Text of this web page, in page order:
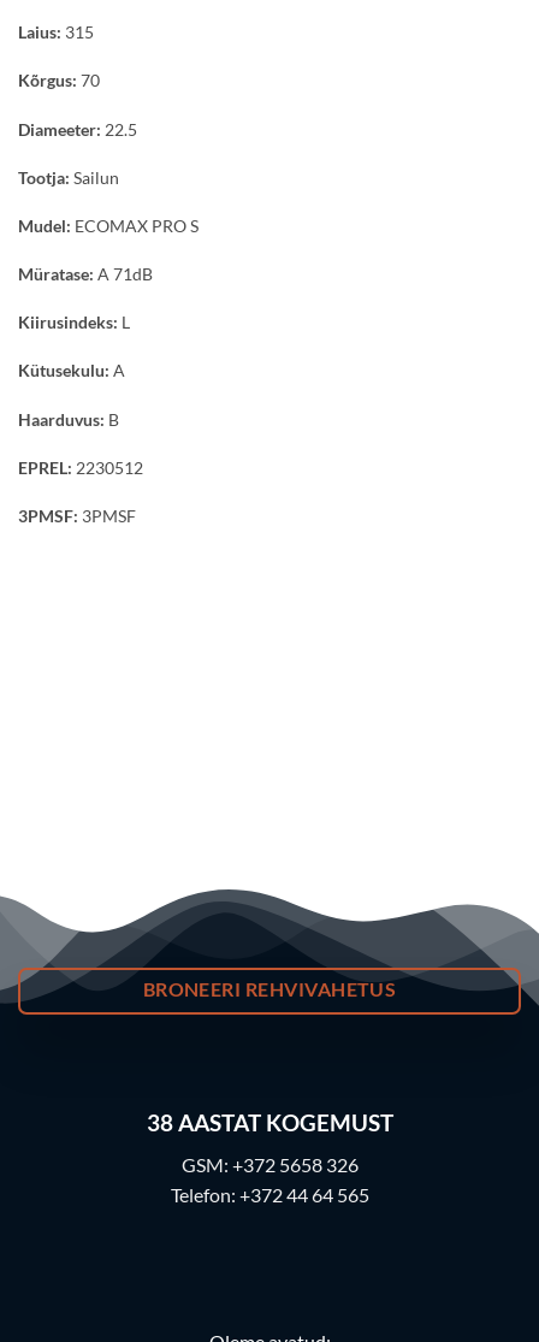
Laius: 315
Kõrgus: 70
Diameeter: 22.5
Tootja: Sailun
Mudel: ECOMAX PRO S
Müratase: A 71dB
Kiirusindeks: L
Kütusekulu: A
Haarduvus: B
EPREL: 2230512
3PMSF: 3PMSF
BRONEERI REHVIVAHETUS
38AASTAT KOGEMUST
GSM: +372 5658 326
Telefon: +372 44 64 565